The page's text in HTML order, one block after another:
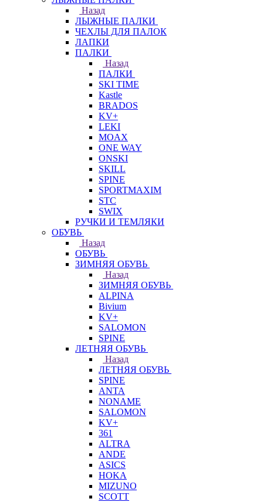
Назад
ЛЫЖНЫЕ ПАЛКИ
ЧЕХЛЫ ДЛЯ ПАЛОК
ЛАПКИ
ПАЛКИ
Назад
ПАЛКИ
SKI TIME
Kastle
BRADOS
KV+
LEKI
MOAX
ONE WAY
ONSKI
SKILL
SPINE
SPORTMAXIM
STC
SWIX
РУЧКИ И ТЕМЛЯКИ
ОБУВЬ
Назад
ОБУВЬ
ЗИМНЯЯ ОБУВЬ
Назад
ЗИМНЯЯ ОБУВЬ
ALPINA
Bivium
KV+
SALOMON
SPINE
ЛЕТНЯЯ ОБУВЬ
Назад
ЛЕТНЯЯ ОБУВЬ
SPINE
ANTA
NONAME
SALOMON
KV+
361
ALTRA
ANDE
ASICS
HOKA
MIZUNO
SCOTT